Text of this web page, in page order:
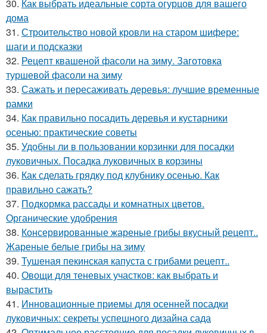
30. Как выбрать идеальные сорта огурцов для вашего
дома
31. Строительство новой кровли на старом шифере:
шаги и подсказки
32. Рецепт квашеной фасоли на зиму. Заготовка
туршевой фасоли на зиму
33. Сажать и пересаживать деревья: лучшие временные
рамки
34. Как правильно посадить деревья и кустарники
осенью: практические советы
35. Удобны ли в пользовании корзинки для посадки
луковичных. Посадка луковичных в корзины
36. Как сделать грядку под клубнику осенью. Как
правильно сажать?
37. Подкормка рассады и комнатных цветов.
Органические удобрения
38. Консервированные жареные грибы вкусный рецепт..
Жареные белые грибы на зиму
39. Тушеная пекинская капуста с грибами рецепт..
40. Овощи для теневых участков: как выбрать и
вырастить
41. Инновационные приемы для осенней посадки
луковичных: секреты успешного дизайна сада